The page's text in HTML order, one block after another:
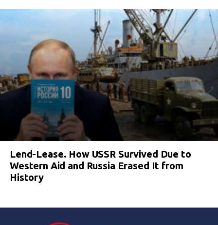
Lend-Lease. How USSR Survived Due to
Western Aid and Russia Erased It from
History